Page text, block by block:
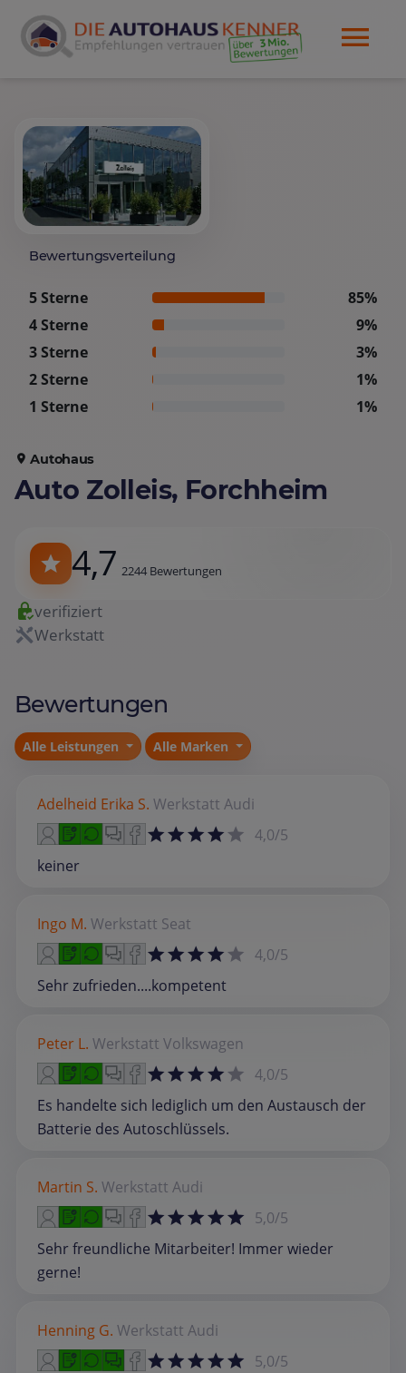
Bewertungsverteilung
5 Sterne
85%
4 Sterne
9%
3 Sterne
3%
2 Sterne
1%
1 Sterne
1%
Autohaus
Auto Zolleis, Forchheim
4,7 2244 Bewertungen
verifiziert
Werkstatt
Bewertungen
Alle Leistungen Alle Marken
Adelheid Erika S. Werkstatt Audi
4,0/5
keiner
Ingo M. Werkstatt Seat
4,0/5
Sehr zufrieden....kompetent
Peter L. Werkstatt Volkswagen
4,0/5
Es handelte sich lediglich um den Austausch der
Batterie des Autoschlüssels.
Martin S. Werkstatt Audi
5,0/5
Sehr freundliche Mitarbeiter! Immer wieder
gerne!
Henning G. Werkstatt Audi
5,0/5